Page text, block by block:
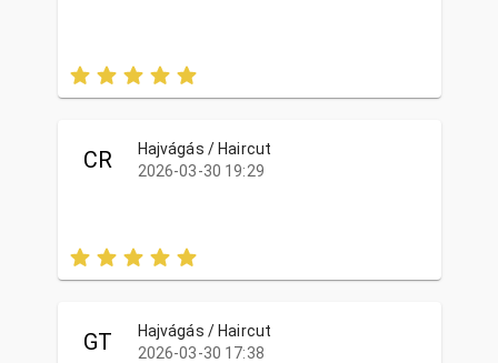
CR
Hajvágás / Haircut
2026-03-30 19:29
GT
Hajvágás / Haircut
2026-03-30 17:38